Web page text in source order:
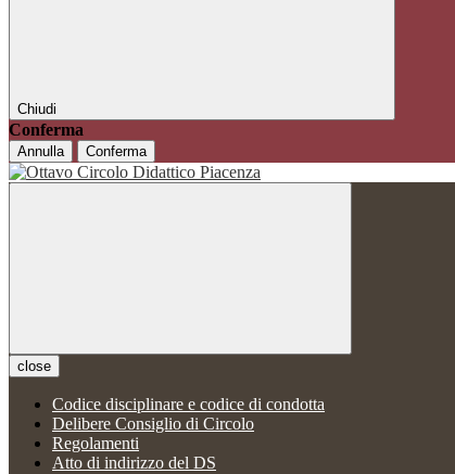
Chiudi
Conferma
Annulla Conferma
close
Codice disciplinare e codice di condotta
Delibere Consiglio di Circolo
Regolamenti
Atto di indirizzo del DS